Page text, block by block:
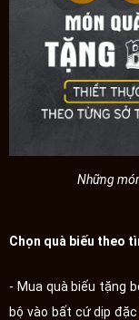
Những
Chọn quà biếu theo
- Mua quà biếu tặng
bộ vào bất cứ dịp